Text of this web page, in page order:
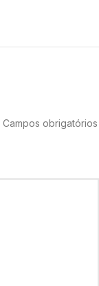
Campos obrigatórios